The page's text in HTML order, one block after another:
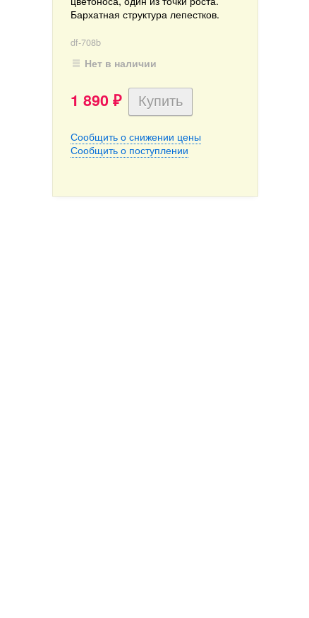
Бархатная структура лепестков.
df-708b
Нет в наличии
1 890 ₽
Сообщить о снижении цены
Сообщить о поступлении